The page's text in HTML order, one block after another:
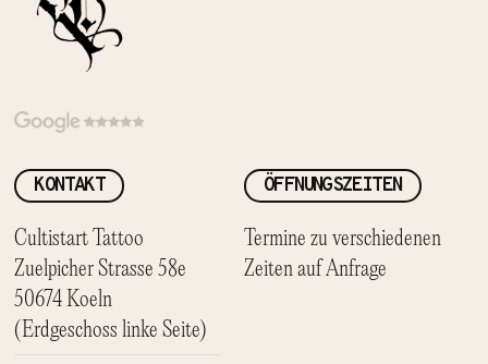
KONTAKT
Cultistart Tattoo
Zuelpicher Strasse 58e
50674 Koeln
(Erdgeschoss linke Seite)
ÖFFNUNGSZEITEN
Termine zu verschiedenen
Zeiten auf Anfrage